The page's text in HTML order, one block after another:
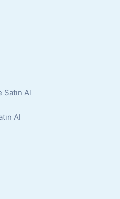
Satın Al
Al